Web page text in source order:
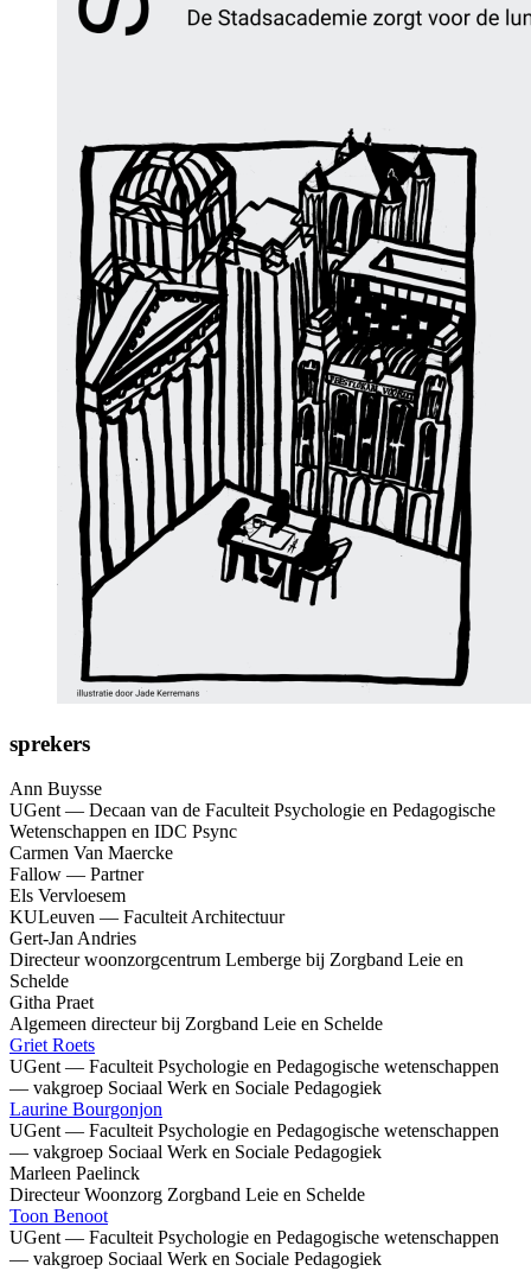
sprekers
Ann Buysse
UGent — Decaan van de Faculteit Psychologie en Pedagogische
Wetenschappen en IDC Psync
Carmen Van Maercke
Fallow — Partner
Els Vervloesem
KULeuven — Faculteit Architectuur
Gert-Jan Andries
Directeur woonzorgcentrum Lemberge bij Zorgband Leie en
Schelde
Githa Praet
Algemeen directeur bij Zorgband Leie en Schelde
Griet Roets
UGent — Faculteit Psychologie en Pedagogische wetenschappen
— vakgroep Sociaal Werk en Sociale Pedagogiek
Laurine Bourgonjon
UGent — Faculteit Psychologie en Pedagogische wetenschappen
— vakgroep Sociaal Werk en Sociale Pedagogiek
Marleen Paelinck
Directeur Woonzorg Zorgband Leie en Schelde
Toon Benoot
UGent — Faculteit Psychologie en Pedagogische wetenschappen
— vakgroep Sociaal Werk en Sociale Pedagogiek